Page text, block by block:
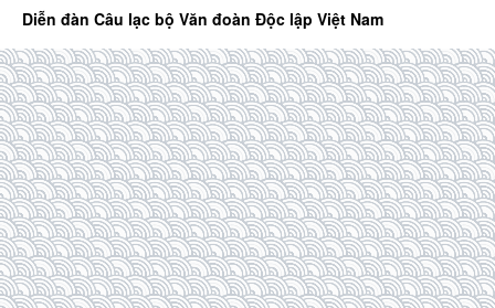
Diễn đàn Câu lạc bộ Văn đoàn Độc lập Việt Nam